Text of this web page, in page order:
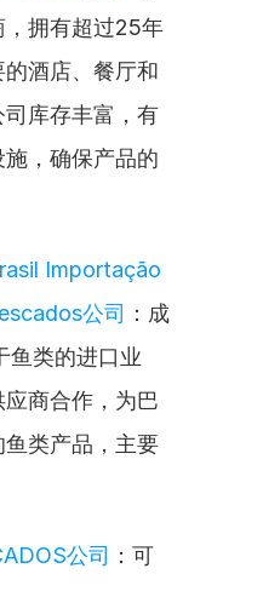
，拥有超过25年
酒店、餐厅和
库存丰富，有
，确保产品的
Importação
公司 ：成
鱼类的进口业
商合作，为巴
类产品，主要
公司 ：可